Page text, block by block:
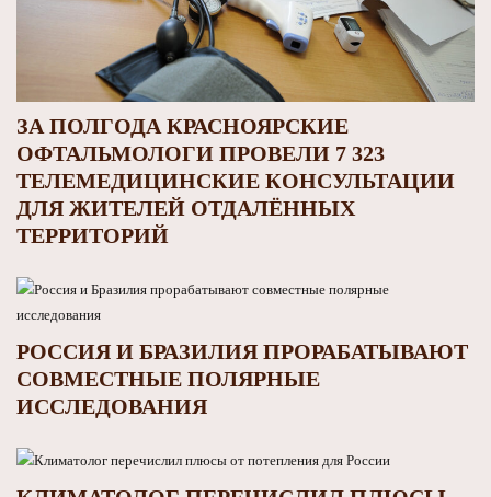
ЗА ПОЛГОДА КРАСНОЯРСКИЕ
ОФТАЛЬМОЛОГИ ПРОВЕЛИ 7 323
ТЕЛЕМЕДИЦИНСКИЕ КОНСУЛЬТАЦИИ
ДЛЯ ЖИТЕЛЕЙ ОТДАЛЁННЫХ
ТЕРРИТОРИЙ
РОССИЯ И БРАЗИЛИЯ ПРОРАБАТЫВАЮТ
СОВМЕСТНЫЕ ПОЛЯРНЫЕ
ИССЛЕДОВАНИЯ